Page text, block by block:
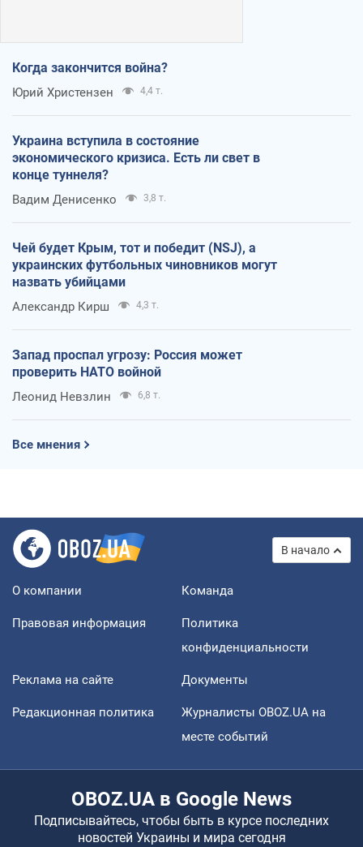
Когда закончится война?
Юрий Христензен 4,4 т.
Украина вступила в состояние
экономического кризиса. Есть ли свет в
конце туннеля?
Вадим Денисенко 3,8 т.
Чей будет Крым, тот и победит (NSJ), а
украинских футбольных чиновников могут
назвать убийцами
Александр Кирш 4,3 т.
Запад проспал угрозу: Россия может
проверить НАТО войной
Леонид Невзлин 6,8 т.
Все мнения
В начало
О компании Команда
Правовая информация
Политика
конфиденциальности
Реклама на сайте Документы
Редакционная политика
Журналисты OBOZ.UA на
месте событий
OBOZ.UA в Google News
Подписывайтесь, чтобы быть в курсе последних
новостей Украины и мира сегодня